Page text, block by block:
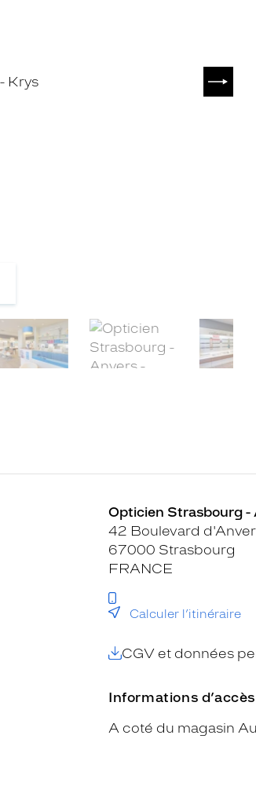
Opticien Strasbourg -
42 Boulevard
67000 Strasbourg
FRANCE
Calculer l’itinéraire
CGV et données
Informations d’accès
A coté du magasin